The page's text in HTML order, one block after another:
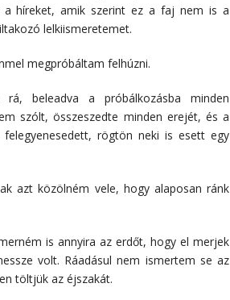
a híreket, amik szerint ez a faj nem is a
lelkiismeretemet.
megpróbáltam felhúzni.
beleadva a próbálkozásba minden
szólt, összeszedte minden erejét, és a
rögtön neki is esett egy
azt közölném vele, hogy alaposan ránk
is annyira az erdőt, hogy el merjek
volt. Ráadásul nem ismertem se az
töltjük az éjszakát.